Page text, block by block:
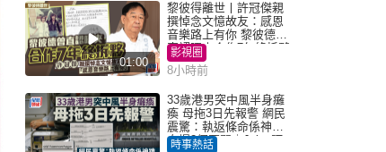
01:00
黎彼得離世丨許冠傑親
撰悼念文憶故友：感恩
音樂路上有你 黎彼德曾
直認唔夾合作7年終拆夥
影視圈
8小時前
33歲港男突中風半身癱
瘓 母拖3日先報警 網民
震驚：執返條命係神蹟
自爆2個惡習｜Juicy叮
時事熱話